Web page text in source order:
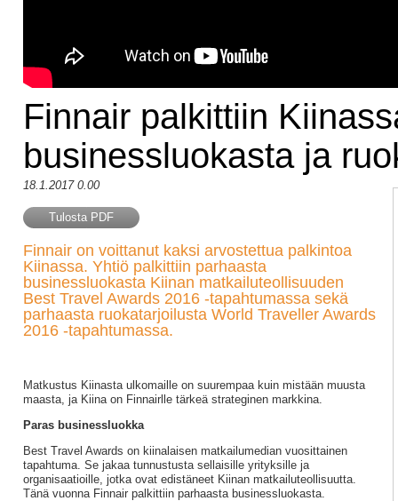
Finnair palkittiin
businessluokasta ja
18.1.2017 0.00
Tulosta PDF
Finnair on voittanut kaksi arvostettua palkintoa
Kiinassa. Yhtiö palkittiin parhaasta
businessluokasta Kiinan matkailuteollisuuden
Best Travel Awards 2016 -tapahtumassa sekä
parhaasta ruokatarjoilusta World Traveller Awards
2016 -tapahtumassa.
Matkustus Kiinasta ulkomaille on suurempaa kuin mistään muusta
maasta, ja Kiina on Finnairlle tärkeä strateginen markkina.
Paras businessluokka
Best Travel Awards on kiinalaisen matkailumedian vuosittainen
tapahtuma. Se jakaa tunnustusta sellaisille yrityksille ja
organisaatioille, jotka ovat edistäneet Kiinan matkailuteollisuutta.
Tänä vuonna Finnair palkittiin parhaasta businessluokasta.